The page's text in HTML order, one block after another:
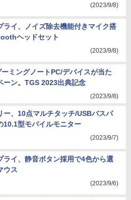
(2023/9/8)
ライ、ノイズ除去機能付きマイク搭
ヘッドセット
(2023/9/8)
ミングノートPC/デバイスが当た
ーン。TGS 2023出典記念
(2023/9/8)
ー、10点マルチタッチ/USBバスパ
10.1型モバイルモニター
(2023/9/7)
ライ、静音ボタン採用で4色から選
ウス
(2023/9/6)